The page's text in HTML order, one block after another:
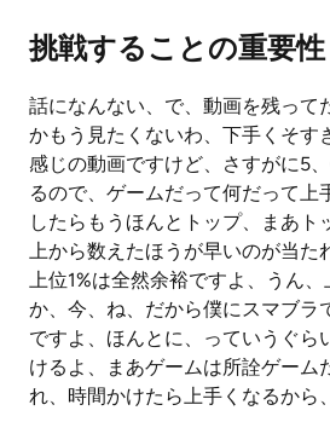
挑戦することの重要性
話になんない、で、動画を残って
かもう見たくないわ、下手くそす
感じの動画ですけど、さすがに5
るので、ゲームだって何だって上
したらもうほんとトップ、まあト
上から数えたほうが早いのが当た
上位1%は全然余裕ですよ、うん、
か、今、ね、だから僕にスマブラ
ですよ、ほんとに、っていうぐら
けるよ、まあゲームは所詮ゲーム
れ、時間かけたら上手くなるから